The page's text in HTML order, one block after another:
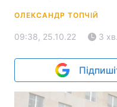
ОЛЕКСАНДР ТОПЧІЙ
09:38, 25.10.22 3 хв.